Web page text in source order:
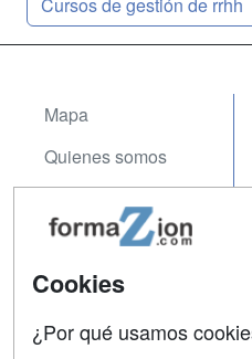
Cursos de gestión de rrhh
Mapa
Quienes somos
Acceso Usuarios
Acceso Centros
Cookies
¿Por qué usamos